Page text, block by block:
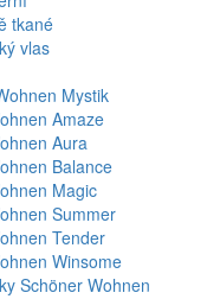
tkané
vlas
Mystik
Amaze
Aura
Balance
Magic
Summer
Tender
Winsome
Schöner Wohnen